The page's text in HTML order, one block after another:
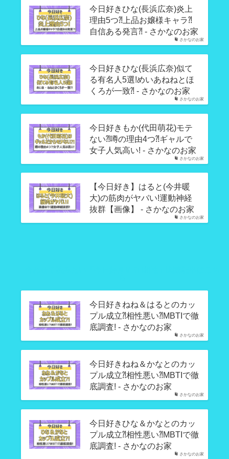
さかなのお家
今日好きひな(長浜広奈)炎上
理由5つ⁈上品お嬢様キャラ⁈
自信ある発言⁈ - さかなのお家
さかなのお家
今日好きひな(長浜広奈)似て
る有名人5選!めいあねねとほ
くろが一致⁈ - さかなのお家
さかなのお家
今日好きもか(代田萌花)モテ
ない⁈噂の理由4つ⁈ギャルで
女子人気高い! - さかなのお家
さかなのお家
【今日好き】はると(今井暖
大)の筋肉がヤバい!運動神経
抜群【画像】 - さかなのお家
さかなのお家
今日好きねね＆はるとのカッ
プル成立⁈相性悪い⁈MBTIで徹
底調査! - さかなのお家
さかなのお家
今日好きねね＆かなとのカッ
プル成立⁈相性悪い⁈MBTIで徹
底調査! - さかなのお家
さかなのお家
今日好きひな＆かなとのカッ
プル成立⁈相性悪い⁈MBTIで徹
底調査! - さかなのお家